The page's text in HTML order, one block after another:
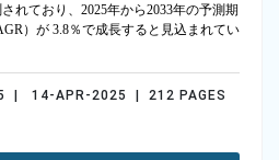
れており、2025年から2033年の予測期
）が 3.8％で成長すると見込まれてい
| 14-APR-2025 | 212 PAGES